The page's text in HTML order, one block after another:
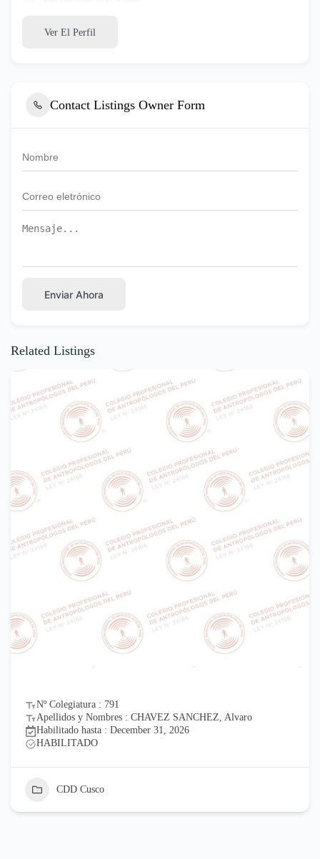
Ver El Perfil
Contact Listings Owner Form
Enviar Ahora
Related Listings
Nº Colegiatura : 791
Apellidos y Nombres : CHAVEZ SANCHEZ, Alvaro
Habilitado hasta : December 31, 2026
HABILITADO
CDD Cusco